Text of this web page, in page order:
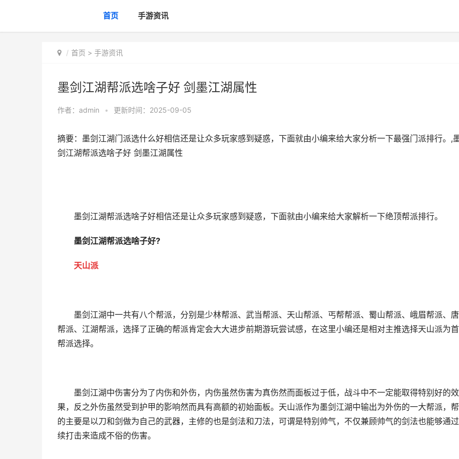
首页 手游资讯
首页 > 手游资讯
墨剑江湖帮派选啥子好 剑墨江湖属性
作者： admin • 更新时间：2025-09-05
摘要：墨剑江湖门派选什么好相信还是让众多玩家感到疑惑，下面就由小编来给大家分析一下最强门派排行。,
剑江湖帮派选啥子好 剑墨江湖属性
墨剑江湖帮派选啥子好相信还是让众多玩家感到疑惑，下面就由小编来给大家解析一下绝顶帮派排行。
墨剑江湖帮派选啥子好?
天山派
墨剑江湖中一共有八个帮派，分别是少林帮派、武当帮派、天山帮派、丐帮帮派、蜀山帮派、峨眉帮派、
帮派、江湖帮派，选择了正确的帮派肯定会大大进步前期游玩尝试感，在这里小编还是相对主推选择天山派为
帮派选择。
墨剑江湖中伤害分为了内伤和外伤，内伤虽然伤害为真伤然而面板过于低，战斗中不一定能取得特别好的效
果，反之外伤虽然受到护甲的影响然而具有高额的初始面板。天山派作为墨剑江湖中输出为外伤的一大帮派，
的主要是以刀和剑做为自己的武器，主修的也是剑法和刀法，可谓是特别帅气，不仅兼顾帅气的剑法也能够通
续打击来造成不俗的伤害。